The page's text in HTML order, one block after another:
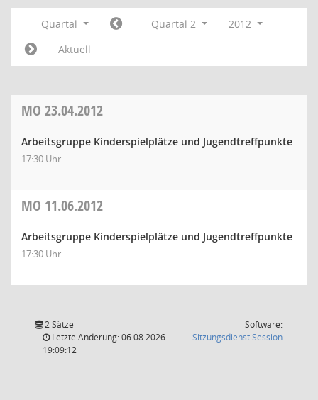
Quartal Quartal 2
2012
Aktuell
MO 23.04.2012
Arbeitsgruppe Kinderspielplätze und Jugendtreffpunkte
17:30 Uhr
MO 11.06.2012
Arbeitsgruppe Kinderspielplätze und Jugendtreffpunkte
17:30 Uhr
2 Sätze
Letzte Änderung: 06.08.2026
19:09:12
Software:
SitzungsdienstSession(Wird in